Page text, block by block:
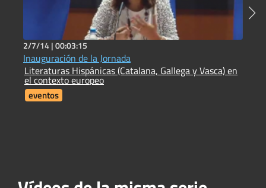
2/7/14 |00:03:15
Inauguración de la Jornada
Literaturas Hispánicas (Catalana, Gallega y Vasca) en
el contexto europeo
eventos